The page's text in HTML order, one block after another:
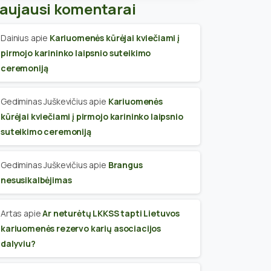
komentarai
Dainius apie Kariuomenės kūrėjai kviečiami į
pirmojo karininko laipsnio suteikimo
ceremoniją
Gediminas Juškevičius apie Kariuomenės
kūrėjai kviečiami į pirmojo karininko laipsnio
suteikimo ceremoniją
Gediminas Juškevičius apie Brangus
nesusikalbėjimas
Artas apieAr neturėtų LKKSS tapti Lietuvos
kariuomenės rezervo karių asociacijos
dalyviu?